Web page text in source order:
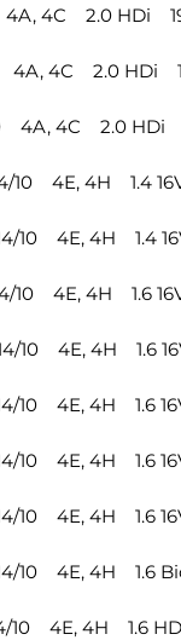
4C 2.0 HDi
4C 2.0 HDi
4A, 4C 2.0 HDi
10 4E, 4H 1.4
10 4E, 4H 1.4
10 4E, 4H 1.6
10 4E, 4H 1.6
10 4E, 4H 1.6
10 4E, 4H 1.6
10 4E, 4H 1.6
10 4E, 4H 1.6
10 4E, 4H 1.6